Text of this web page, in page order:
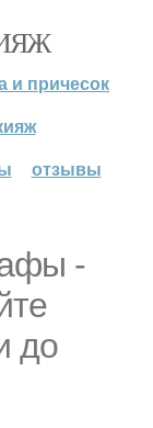
и причесок
отзывы
-
до